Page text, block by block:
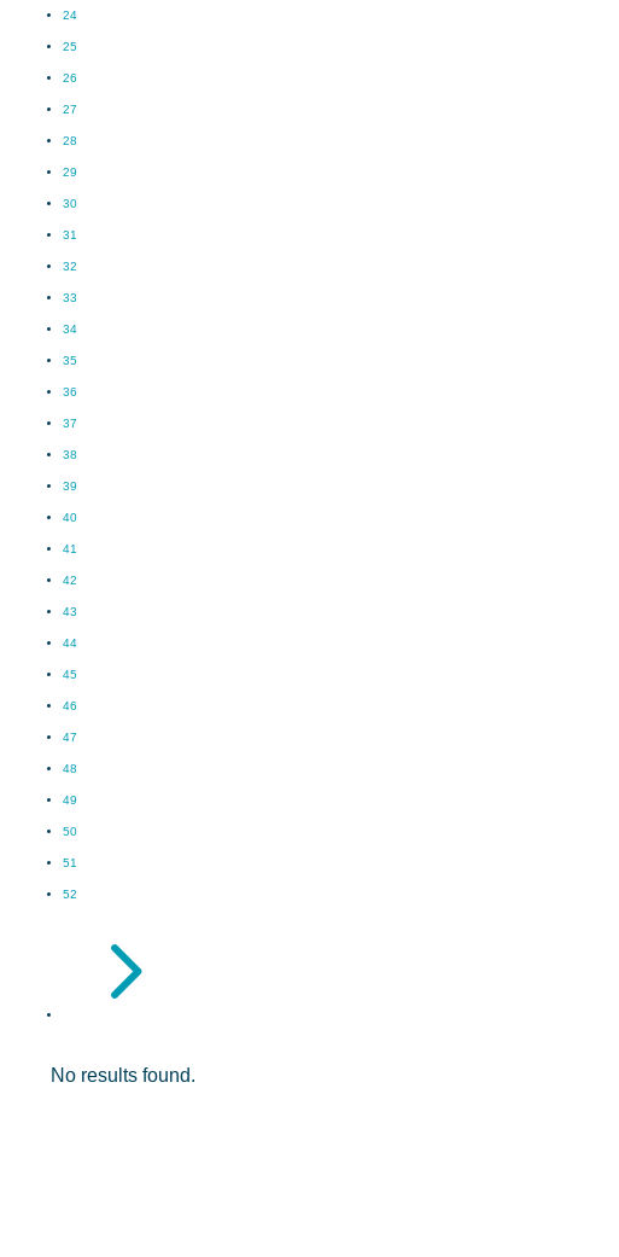
24
25
26
27
28
29
30
31
32
33
34
35
36
37
38
39
40
41
42
43
44
45
46
47
48
49
50
51
52
5
No results found.